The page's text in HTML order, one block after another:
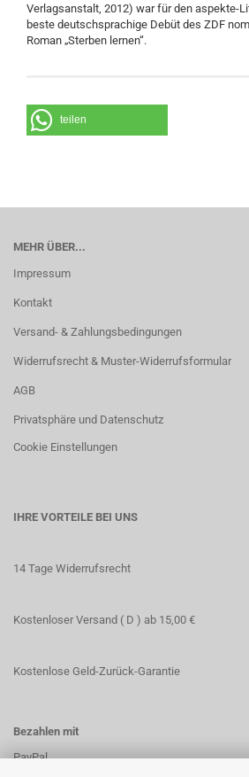
Verlagsanstalt, 2012) war für den aspekte-
beste deutschsprachige Debüt des ZDF
Roman „Sterben lernen“.
teilen
MEHR ÜBER...
Impressum
Kontakt
Versand- & Zahlungsbedingungen
Widerrufsrecht & Muster-Widerrufsformular
AGB
Privatsphäre und Datenschutz
Cookie Einstellungen
IHRE VORTEILE BEI UNS
14 Tage Widerrufsrecht
Kostenloser Versand ( D ) ab 15,00 €
Kostenlose Geld-Zurück-Garantie
Bezahlen mit
PayPal